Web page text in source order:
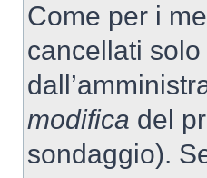
Come per i
cancellati
modifica del
sondaggio).